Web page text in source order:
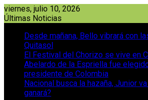
Saltar
al
viernes, julio 10, 2026
Últimas Noticias
Desde mañana, Bello vibrará con
Quitasol
El Festival del Chorizo se vive en
Abelardo de la Espriella fue
presidente de Colombia
Nacional busca la hazaña, Junior
ganará?